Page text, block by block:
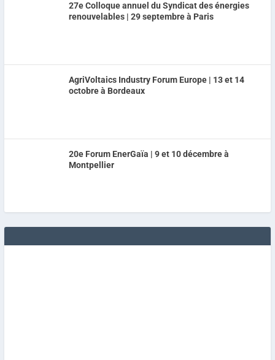
27e Colloque annuel du Syndicat des énergies
renouvelables | 29 septembre à Paris
AgriVoltaics Industry Forum Europe | 13 et 14
octobre à Bordeaux
20e Forum EnerGaïa | 9 et 10 décembre à
Montpellier